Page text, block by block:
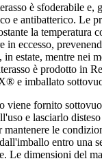
è sfoderabile e,
e antibatterico. Le
la temperatura
in eccesso,
in estate, mentre nei
è prodotto in
e imballato
viene fornito
e lasciarlo
mantenere le
entro una
Le dimensioni del